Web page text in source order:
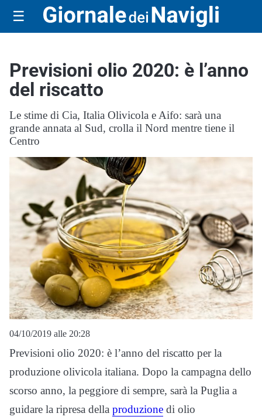
☰
Previsioni olio 2020: è l’anno
del riscatto
Le stime di Cia, Italia Olivicola e Aifo: sarà una
grande annata al Sud, crolla il Nord mentre tiene il
Centro
04/10/2019 alle 20:28
Previsioni olio 2020: è l’anno del riscatto per la
produzione olivicola italiana. Dopo la campagna dello
scorso anno, la peggiore di sempre, sarà la Puglia a
guidare la ripresa della produzione di olio